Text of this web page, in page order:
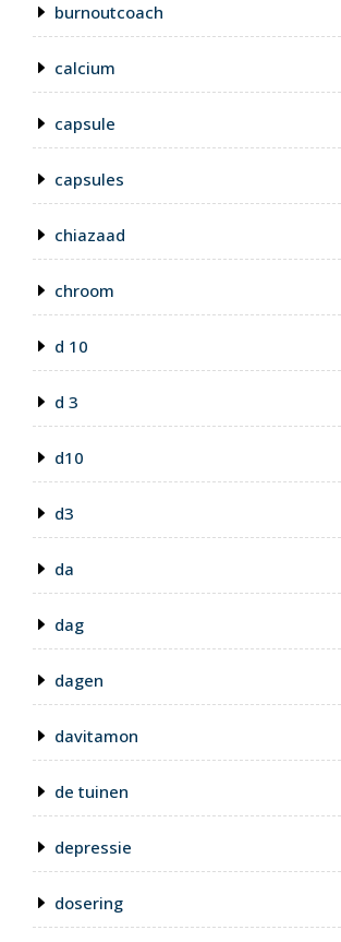
burnoutcoach
calcium
capsule
capsules
chiazaad
chroom
d 10
d 3
d10
d3
da
dag
dagen
davitamon
de tuinen
depressie
dosering